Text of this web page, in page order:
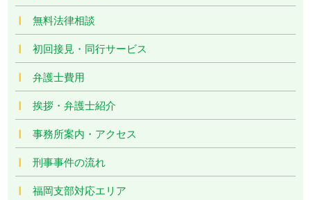
無料法律相談
初回接見・同行サービス
弁護士費用
挨拶・弁護士紹介
事務所案内・アクセス
刑事事件の流れ
福岡支部対応エリア